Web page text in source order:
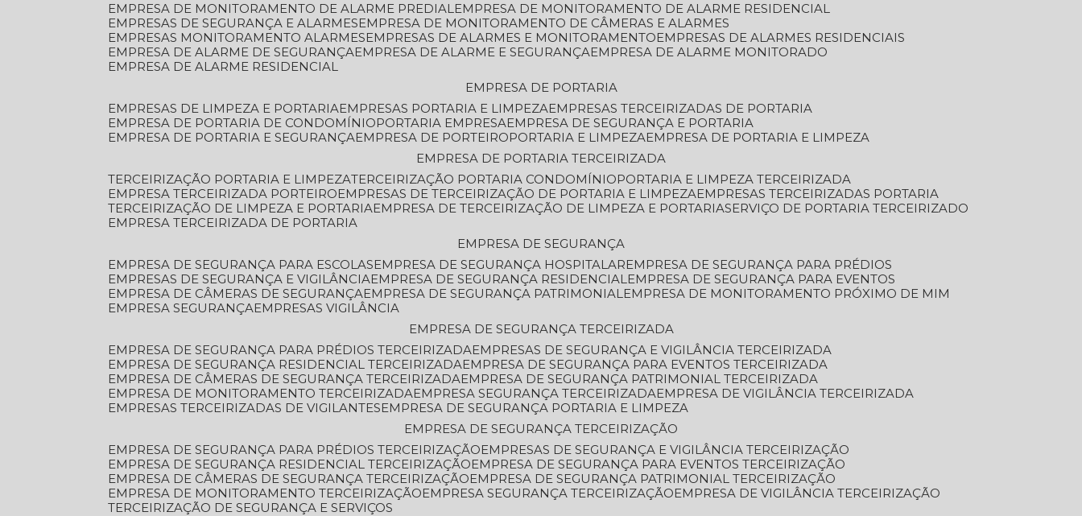
EMPRESA DE MONITORAMENTO DE ALARME PREDIAL
EMPRESA DE MONITORAMENTO DE ALARME RESIDENCIAL
EMPRESAS DE SEGURANÇA E ALARMES
EMPRESA DE MONITORAMENTO DE CÂMERAS E ALARMES
EMPRESAS MONITORAMENTO ALARMES
EMPRESAS DE ALARMES E MONITORAMENTO
EMPRESAS DE ALARMES RESIDENCIAIS
EMPRESA DE ALARME DE SEGURANÇA
EMPRESA DE ALARME E SEGURANÇA
EMPRESA DE ALARME MONITORADO
EMPRESA DE ALARME RESIDENCIAL
EMPRESA DE PORTARIA
EMPRESAS DE LIMPEZA E PORTARIA
EMPRESAS PORTARIA E LIMPEZA
EMPRESAS TERCEIRIZADAS DE PORTARIA
EMPRESA DE PORTARIA DE CONDOMÍNIO
PORTARIA EMPRESA
EMPRESA DE SEGURANÇA E PORTARIA
EMPRESA DE PORTARIA E SEGURANÇA
EMPRESA DE PORTEIRO PORTARIA E LIMPEZA
EMPRESA DE PORTARIA E LIMPEZA
EMPRESA DE PORTARIA TERCEIRIZADA
TERCEIRIZAÇÃO PORTARIA E LIMPEZA TERCEIRIZAÇÃO PORTARIA CONDOMÍNIO
PORTARIA E LIMPEZA TERCEIRIZADA
EMPRESA TERCEIRIZADA PORTEIRO
EMPRESAS DE TERCEIRIZAÇÃO DE PORTARIA E LIMPEZA
EMPRESAS TERCEIRIZADAS PORTARIA
TERCEIRIZAÇÃO DE LIMPEZA E PORTARIA
EMPRESA DE TERCEIRIZAÇÃO DE LIMPEZA E PORTARIA SERVIÇO DE PORTARIA TERCEIRIZADO
EMPRESA TERCEIRIZADA DE PORTARIA
EMPRESA DE SEGURANÇA
EMPRESA DE SEGURANÇA PARA ESCOLAS
EMPRESA DE SEGURANÇA HOSPITALAR
EMPRESA DE SEGURANÇA PARA PRÉDIOS
EMPRESAS DE SEGURANÇA E VIGILÂNCIA
EMPRESA DE SEGURANÇA RESIDENCIAL
EMPRESA DE SEGURANÇA PARA EVENTOS
EMPRESA DE CÂMERAS DE SEGURANÇA
EMPRESA DE SEGURANÇA PATRIMONIAL
EMPRESA DE MONITORAMENTO PRÓXIMO DE MIM
EMPRESA SEGURANÇA
EMPRESAS VIGILÂNCIA
EMPRESA DE SEGURANÇA TERCEIRIZADA
EMPRESA DE SEGURANÇA PARA PRÉDIOS TERCEIRIZADA
EMPRESAS DE SEGURANÇA E VIGILÂNCIA TERCEIRIZADA
EMPRESA DE SEGURANÇA RESIDENCIAL TERCEIRIZADA
EMPRESA DE SEGURANÇA PARA EVENTOS TERCEIRIZADA
EMPRESA DE CÂMERAS DE SEGURANÇA TERCEIRIZADA
EMPRESA DE SEGURANÇA PATRIMONIAL TERCEIRIZADA
EMPRESA DE MONITORAMENTO TERCEIRIZADA
EMPRESA SEGURANÇA TERCEIRIZADA
EMPRESA DE VIGILÂNCIA TERCEIRIZADA
EMPRESAS TERCEIRIZADAS DE VIGILANTES
EMPRESA DE SEGURANÇA PORTARIA E LIMPEZA
EMPRESA DE SEGURANÇA TERCEIRIZAÇÃO
EMPRESA DE SEGURANÇA PARA PRÉDIOS TERCEIRIZAÇÃO
EMPRESAS DE SEGURANÇA E VIGILÂNCIA TERCEIRIZAÇÃO
EMPRESA DE SEGURANÇA RESIDENCIAL TERCEIRIZAÇÃO
EMPRESA DE SEGURANÇA PARA EVENTOS TERCEIRIZAÇÃO
EMPRESA DE CÂMERAS DE SEGURANÇA TERCEIRIZAÇÃO
EMPRESA DE SEGURANÇA PATRIMONIAL TERCEIRIZAÇÃO
EMPRESA DE MONITORAMENTO TERCEIRIZAÇÃO
EMPRESA SEGURANÇA TERCEIRIZAÇÃO
EMPRESA DE VIGILÂNCIA TERCEIRIZAÇÃO
TERCEIRIZAÇÃO DE SEGURANÇA E SERVIÇOS